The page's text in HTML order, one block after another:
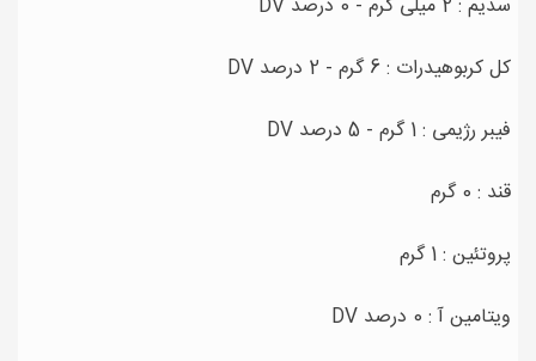
کل کربوهیدرات : 6 گرم - 2 درصد DV
فیبر رژیمی : 1 گرم - 5 درصد DV
قند : 0 گرم
پروتئین : 1 گرم
ویتامین آ : 0 درصد DV